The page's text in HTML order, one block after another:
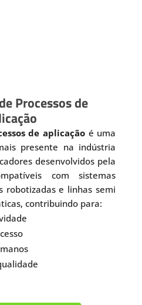
Processos de
de aplicaçãoé uma
presente na indústria
desenvolvidos pela
com sistemas
robotizadas e linhas semi
contribuindo para: